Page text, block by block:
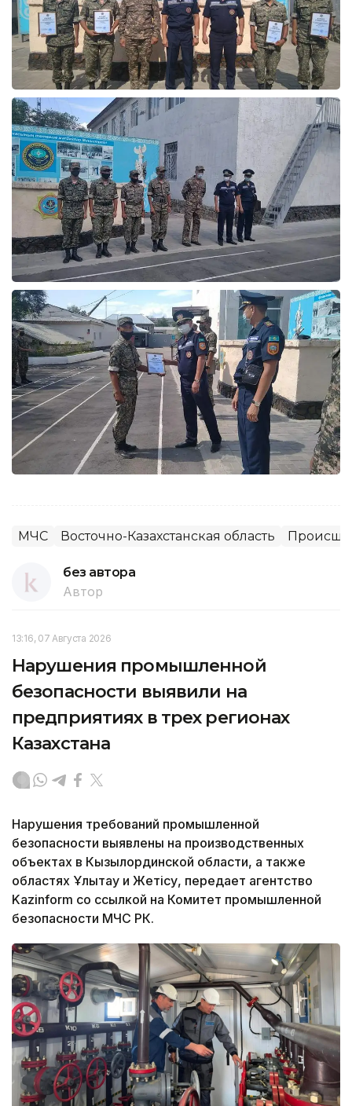
МЧС Восточно-Казахстанская область
без автора
Автор
13:16, 07 Августа 2026
Нарушения промышленной
безопасности выявили на
предприятиях в трех регионах
Казахстана
Нарушения требований промышленной
безопасности выявлены на производственных
объектах в Кызылординской области, а также
областях Ұлытау и Жетісу, передает агентство
Kazinform со ссылкой на Комитет промышленной
безопасности МЧС РК.